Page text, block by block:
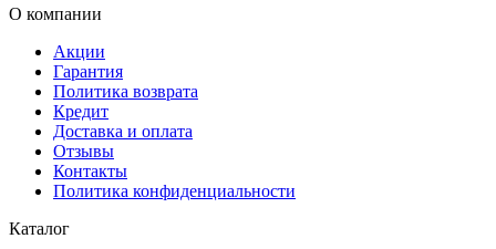
О компании
Акции
Гарантия
Политика возврата
Кредит
Доставка и оплата
Отзывы
Контакты
Политика конфиденциальности
Каталог